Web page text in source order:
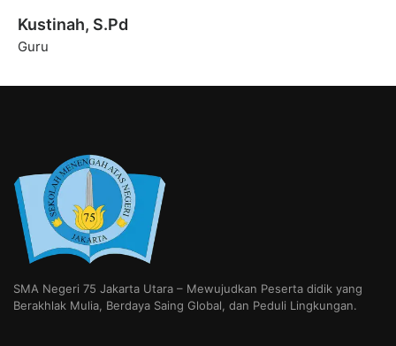
Kustinah, S.Pd
Guru
SMA Negeri 75 Jakarta Utara – Mewujudkan Peserta didik yang
Berakhlak Mulia, Berdaya Saing Global, dan Peduli Lingkungan.